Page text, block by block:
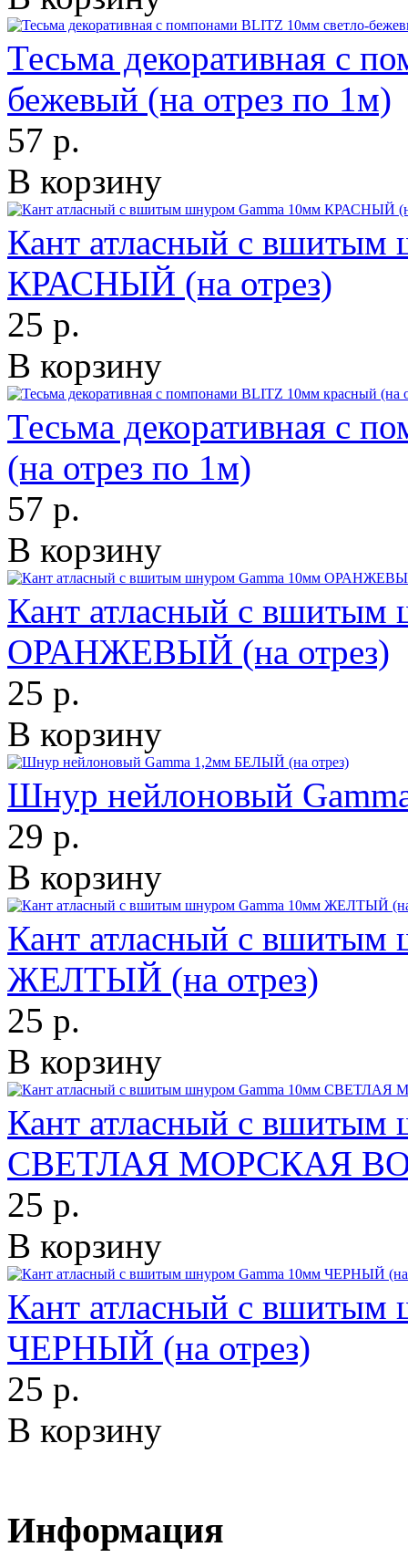
Тесьма декоративная с
бежевый (на отрез по 1м)
57 р.
В корзину
Кант атласный с
КРАСНЫЙ (на отрез)
25 р.
В корзину
Тесьма декоративная с
(на отрез по 1м)
57 р.
В корзину
Кант атласный с
ОРАНЖЕВЫЙ (на отрез)
25 р.
В корзину
Шнур нейлоновый
29 р.
В корзину
Кант атласный с
ЖЕЛТЫЙ (на отрез)
25 р.
В корзину
Кант атласный с
СВЕТЛАЯ МОРСКАЯ
25 р.
В корзину
Кант атласный с
ЧЕРНЫЙ (на отрез)
25 р.
В корзину
Информация